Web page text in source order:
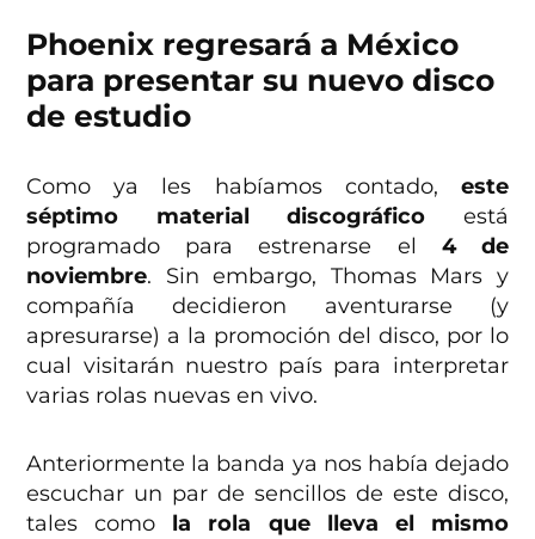
Phoenix regresará a México
para presentar su nuevo disco
de estudio
Como ya les habíamos contado, este
séptimo material discográfico está
programado para estrenarse el 4 de
noviembre. Sin embargo, Thomas Mars y
compañía decidieron aventurarse (y
apresurarse) a la promoción del disco, por lo
cual visitarán nuestro país para interpretar
varias rolas nuevas en vivo.
Anteriormente la banda ya nos había dejado
escuchar un par de sencillos de este disco,
tales como la rola que lleva el mismo